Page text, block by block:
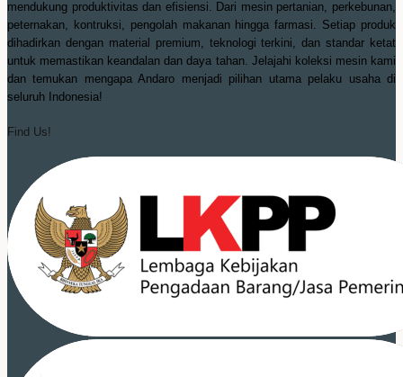
mendukung produktivitas dan efisiensi. Dari mesin pertanian, perkebunan,
peternakan, kontruksi, pengolah makanan hingga farmasi. Setiap produk
dihadirkan dengan material premium, teknologi terkini, dan standar ketat
untuk memastikan keandalan dan daya tahan. Jelajahi koleksi mesin kami
dan temukan mengapa Andaro menjadi pilihan utama pelaku usaha di
seluruh Indonesia!
Find Us!